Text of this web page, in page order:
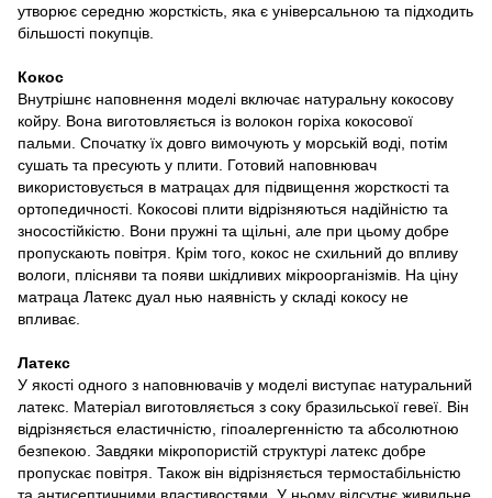
утворює середню жорсткість, яка є універсальною та підходить
більшості покупців.
Кокос
Внутрішнє наповнення моделі включає натуральну кокосову
койру. Вона виготовляється із волокон горіха кокосової
пальми. Спочатку їх довго вимочують у морській воді, потім
сушать та пресують у плити. Готовий наповнювач
використовується в матрацах для підвищення жорсткості та
ортопедичності. Кокосові плити відрізняються надійністю та
зносостійкістю. Вони пружні та щільні, але при цьому добре
пропускають повітря. Крім того, кокос не схильний до впливу
вологи, плісняви ​​та появи шкідливих мікроорганізмів. На ціну
матраца Латекс дуал нью наявність у складі кокосу не
впливає.
Латекс
У якості одного з наповнювачів у моделі виступає натуральний
латекс. Матеріал виготовляється з соку бразильської гевеї. Він
відрізняється еластичністю, гіпоалергенністю та абсолютною
безпекою. Завдяки мікропористій структурі латекс добре
пропускає повітря. Також він відрізняється термостабільністю